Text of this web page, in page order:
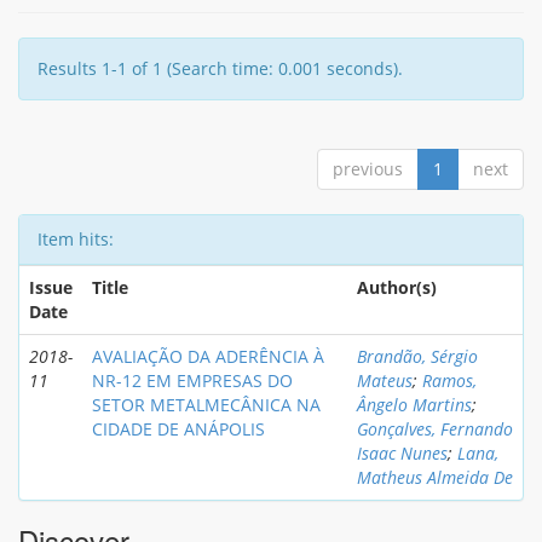
Results 1-1 of 1 (Search time: 0.001 seconds).
previous 1 next
Item hits:
Issue
Date
Title Author(s)
2018-
11
AVALIAÇÃO DA ADERÊNCIA À
NR-12 EM EMPRESAS DO
SETOR METALMECÂNICA NA
CIDADE DE ANÁPOLIS
Brandão, Sérgio
Mateus; Ramos,
Ângelo Martins;
Gonçalves, Fernando
Isaac Nunes; Lana,
Matheus Almeida De